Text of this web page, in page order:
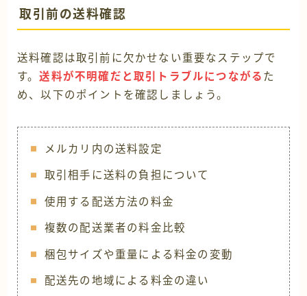
取引前の送料確認
送料確認は取引前に欠かせない重要なステップで
す。送料が不明確だと取引トラブルにつながる た
め、以下のポイントを確認しましょう。
メルカリ内の送料設定
取引相手に送料の負担について
使用する配送方法の料金
複数の配送業者の料金比較
梱包サイズや重量による料金の変動
配送先の地域による料金の違い